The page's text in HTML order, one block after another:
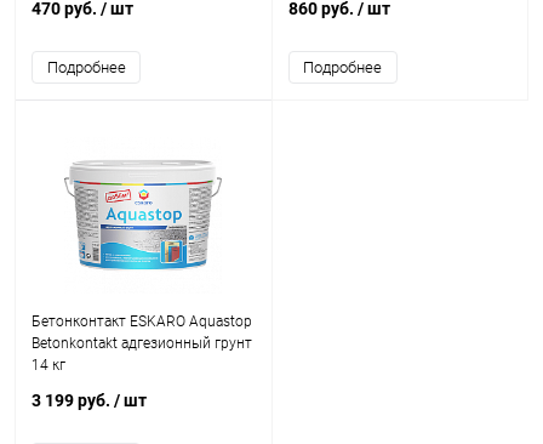
470 руб. / шт
Подробнее
860 руб. / шт
Подробнее
Бетонконтакт ESKARO Aquastop
Betonkontakt адгезионный грунт
14 кг
3 199 руб. / шт